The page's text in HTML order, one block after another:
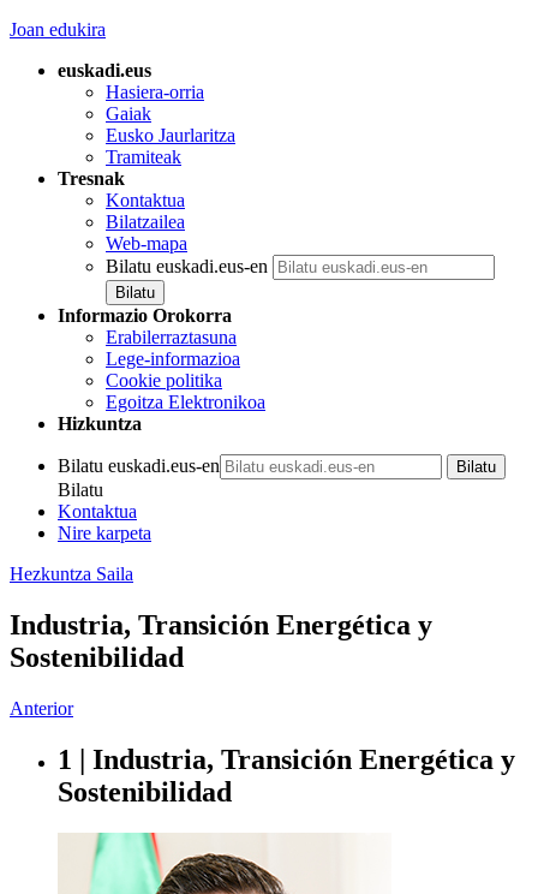
Joan edukira
euskadi.eus
Hasiera-orria
Gaiak
Eusko Jaurlaritza
Tramiteak
Tresnak
Kontaktua
Bilatzailea
Web-mapa
Bilatu euskadi.eus-en
Informazio Orokorra
Erabilerraztasuna
Lege-informazioa
Cookie politika
Egoitza Elektronikoa
Hizkuntza
Bilatu euskadi.eus-en
Bilatu
Kontaktua
Nire karpeta
Hezkuntza Saila
Industria, Transición Energética y
Sostenibilidad
Anterior
1 | Industria, Transición Energética y
Sostenibilidad